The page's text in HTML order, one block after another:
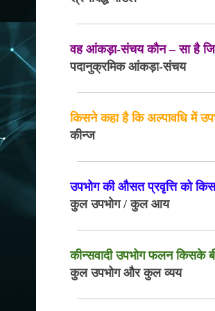
वह आंकड़ा-संचय कौन – सा है
पदानुक्रमिक आंकड़ा-संचय
किसने कहा है कि अल्पावधि में
कीन्ज
उपभोग की औसत प्रवृत्ति को
कुल उपभोग / कुल आय
कीन्सवादी उपभोग फलन किसके
कुल उपभोग और कुल व्यय